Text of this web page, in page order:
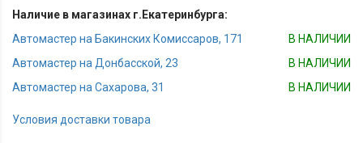
Наличие в магазинах г.Екатеринбурга:
Автомастер на Бакинских Комиссаров, 171
В НАЛИЧИИ
Автомастер на Донбасской, 23
В НАЛИЧИИ
Автомастер на Сахарова, 31
В НАЛИЧИИ
Условия доставки товара